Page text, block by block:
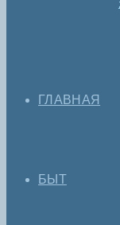
ГЛАВНАЯ
БЫТ